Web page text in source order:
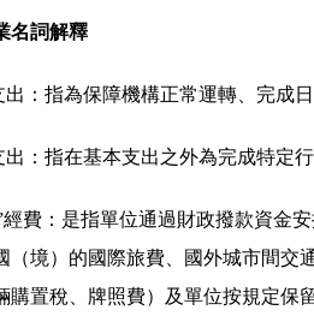
名詞解釋
出：指為保障機構正常運轉、完成
出：指在基本支出之外為完成特定
經費：是指單位通過財政撥款資金
（境）的國際旅費、國外城市間交
購置稅、牌照費）及單位按規定保